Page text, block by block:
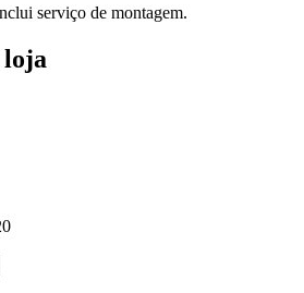
serviço de montagem.
loja